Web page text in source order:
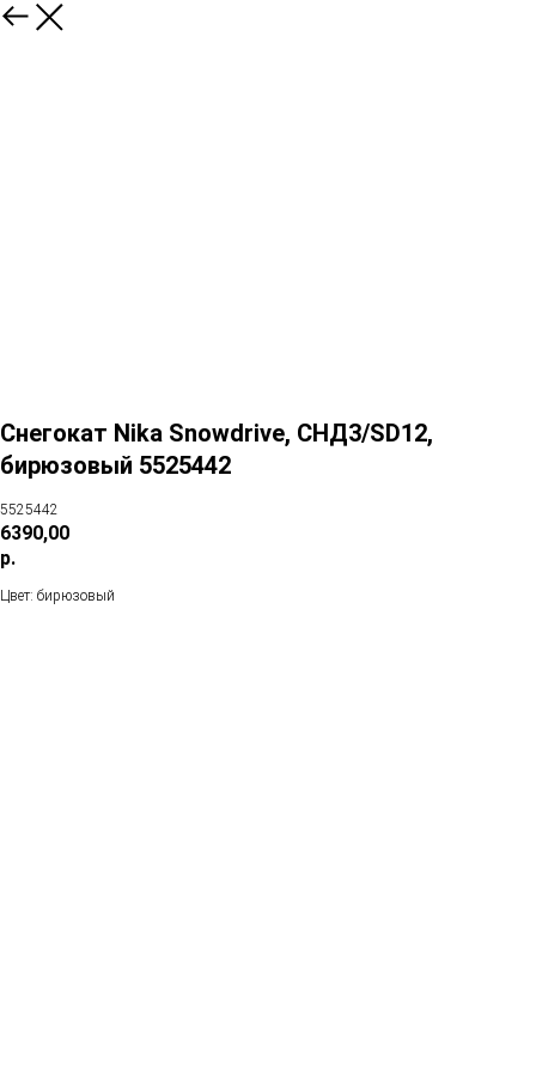
Снегокат Nika Snowdrive, СНД3/SD12,
бирюзовый 5525442
5525442
6390,00
р.
Цвет: бирюзовый